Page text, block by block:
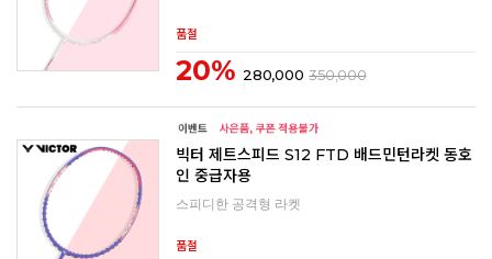
20% 280,000 350,000
품절
빅터 제트스피드 S12 FTD 배드민턴라켓 동호
인 중급자용
스피디한 공격형 라켓
품절